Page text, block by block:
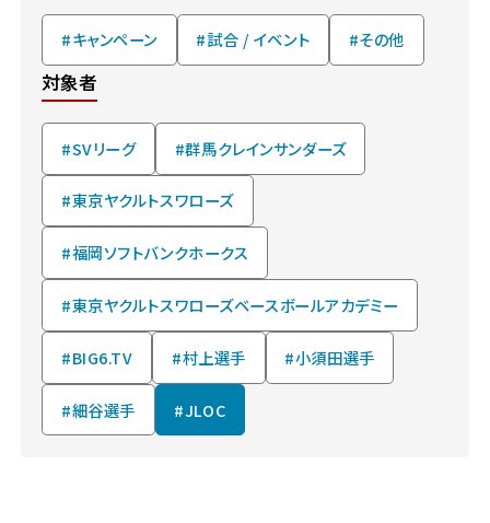
#キャンペーン #試合 / イベント #その他
対象者
#SVリーグ #群馬クレインサンダーズ
#東京ヤクルトスワローズ
#福岡ソフトバンクホークス
#東京ヤクルトスワローズベースボールアカデミー
#BIG6.TV #村上選手 #小須田選手
#細谷選手 #JLOC